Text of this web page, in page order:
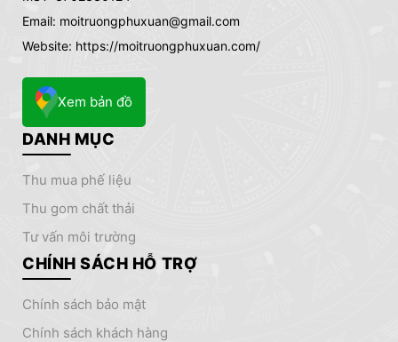
Email: moitruongphuxuan@gmail.com
Website: https://moitruongphuxuan.com/
Xem bản đồ
DANH MỤC
thu mua phế liệu
thu gom chất thải
tư vấn môi trường
CHÍNH SÁCH HỖ TRỢ
chính sách bảo mật
chính sách khách hàng